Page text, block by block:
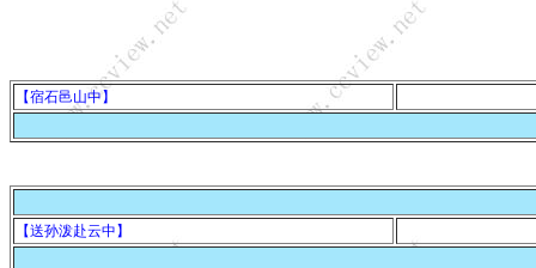
【宿石邑山中】
【送孙泼赴云中】